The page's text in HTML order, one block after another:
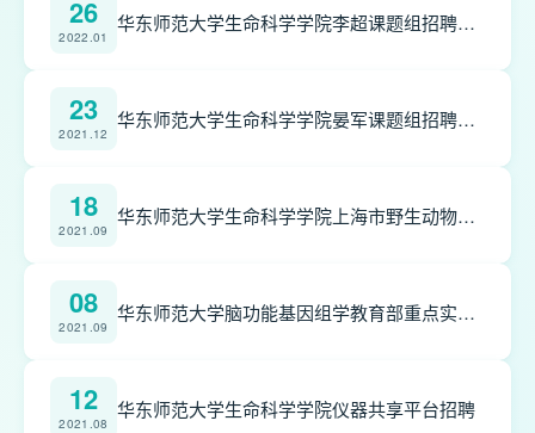
26
2022.01
华东师范大学生命科学学院李超课题组招聘专任副研究员、博士后和专任助理研究员
23
2021.12
华东师范大学生命科学学院晏军课题组招聘博士后
18
2021.09
华东师范大学生命科学学院上海市野生动物疫源疫病监控技术平台由于工作需要拟招聘专任副研究员（事业单位编制）1名。
08
2021.09
华东师范大学脑功能基因组学教育部重点实验室招聘博士后/专任助理研究员
12
2021.08
华东师范大学生命科学学院仪器共享平台招聘